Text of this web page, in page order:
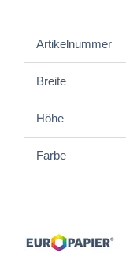
Artikelnummer
Breite
Höhe
Farbe